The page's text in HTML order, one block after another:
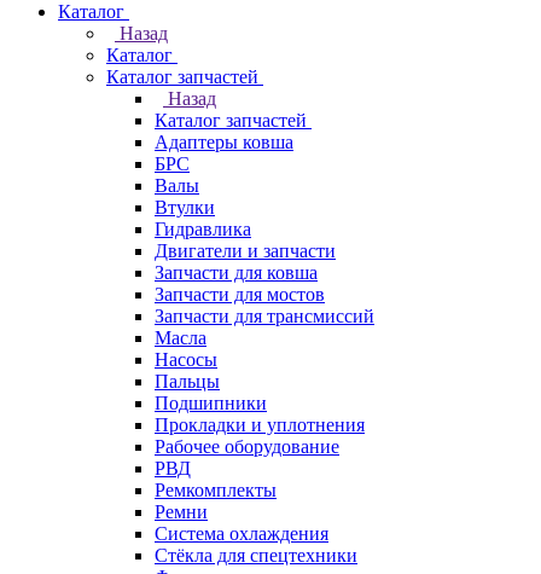
Каталог
Назад
Каталог
Каталог запчастей
Назад
Каталог запчастей
Адаптеры ковша
БРС
Валы
Втулки
Гидравлика
Двигатели и запчасти
Запчасти для ковша
Запчасти для мостов
Запчасти для трансмиссий
Масла
Насосы
Пальцы
Подшипники
Прокладки и уплотнения
Рабочее оборудование
РВД
Ремкомплекты
Ремни
Система охлаждения
Стёкла для спецтехники